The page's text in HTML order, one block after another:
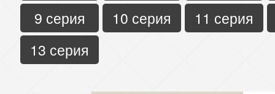
9 серия
10 серия
11 серия
13 серия